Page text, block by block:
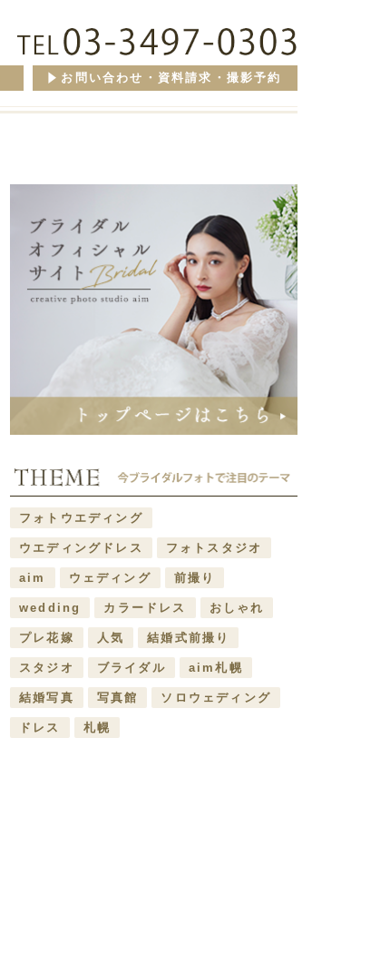
お問い合わせ・資料請求・撮影予約
フォトウエディング
ウエディングドレス フォトスタジオ
aim ウェディング 前撮り
wedding カラードレス おしゃれ
プレ花嫁 人気 結婚式前撮り
スタジオ ブライダル aim札幌
結婚写真 写真館 ソロウェディング
ドレス 札幌